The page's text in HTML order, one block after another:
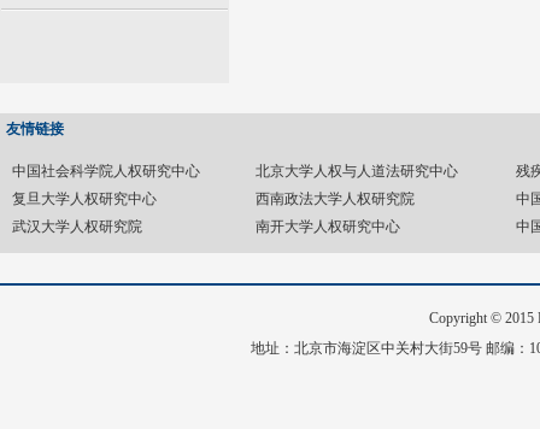
友情链接
中国社会科学院人权研究中心 北京大学人权与人道法研究中心
残
复旦大学人权研究中心
西南政法大学人权研究院
中
武汉大学人权研究院
南开大学人权研究中心 中
Copyright © 2015
地址：北京市海淀区中关村大街59号 邮编：